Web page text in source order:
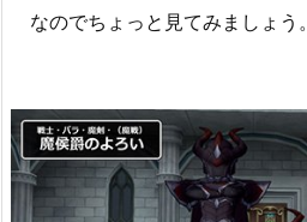
なのでちょっと見てみましょう。